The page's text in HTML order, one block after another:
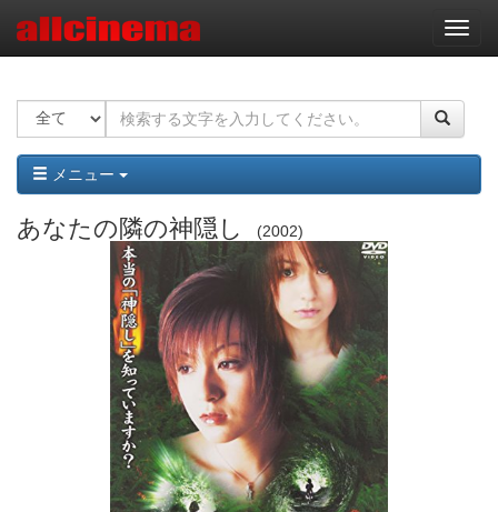
ナ
ビ
ー
ョ
ン
メニュー
あなたの隣の神隠し 2002